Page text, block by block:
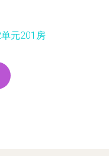
元201房